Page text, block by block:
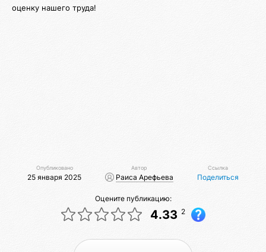
оценку нашего труда!
Опубликовано
25 января 2025
Автор
Раиса Арефьева
Ссылка
Поделиться
Оцените публикацию:
4.33 2